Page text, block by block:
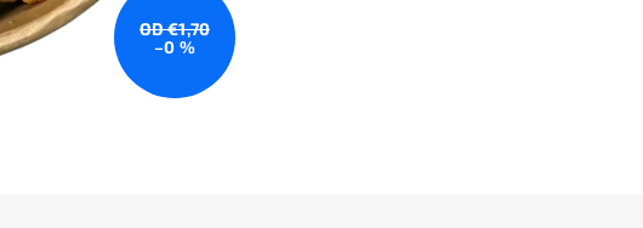
OD €1,70
–0 %